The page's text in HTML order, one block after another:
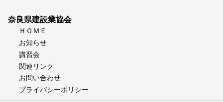
奈良県建設業協会
ＨＯＭＥ
お知らせ
講習会
関連リンク
お問い合わせ
プライバシーポリシー